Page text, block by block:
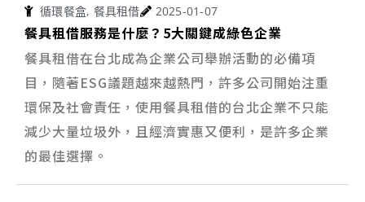
循環餐盒, 餐具租借 2025-01-07
餐具租借服務是什麼？5大關鍵成綠色企業
餐具租借在台北成為企業公司舉辦活動的必備項
目，隨著ESG議題越來越熱門，許多公司開始注重
環保及社會責任，使用餐具租借的台北企業不只能
減少大量垃圾外，且經濟實惠又便利，是許多企業
的最佳選擇。